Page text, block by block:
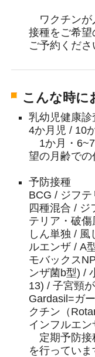
ワクチンが
接種をご希望
ご予約くださ
こんな時に
乳幼児健康
4か月児 / 10
1か月・6~7
望の月齢で
予防接種
BCG / ジフ
四種混合 / ジ
テリア・破
しん単独 /
ルエンザ / A
モバックス
ンザ菌b型) /
13) / 子宮頸
Gardasil=ガ
クチン（
インフルエ
定期予防接
を行っていま